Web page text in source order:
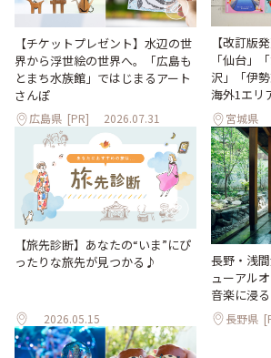
【チケットプレゼント】水辺の世
界から浮世絵の世界へ。「広島も
とまち水族館」ではじまるアート
さんぽ
広島県 [PR] 2026.07.31
【改訂版
「仙台」
沢」「伊
海外1エリ
宮城県
【旅先診断】あなたの“いま”にぴ
ったりな旅先が見つかる♪
2026.05.15
長野・浅
ューアル
音楽に浸
長野県